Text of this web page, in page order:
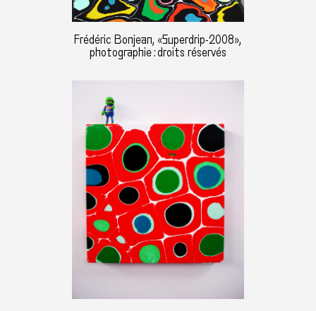
Frédéric Bonjean, «Superdrip-2008»,
photographie : droits réservés